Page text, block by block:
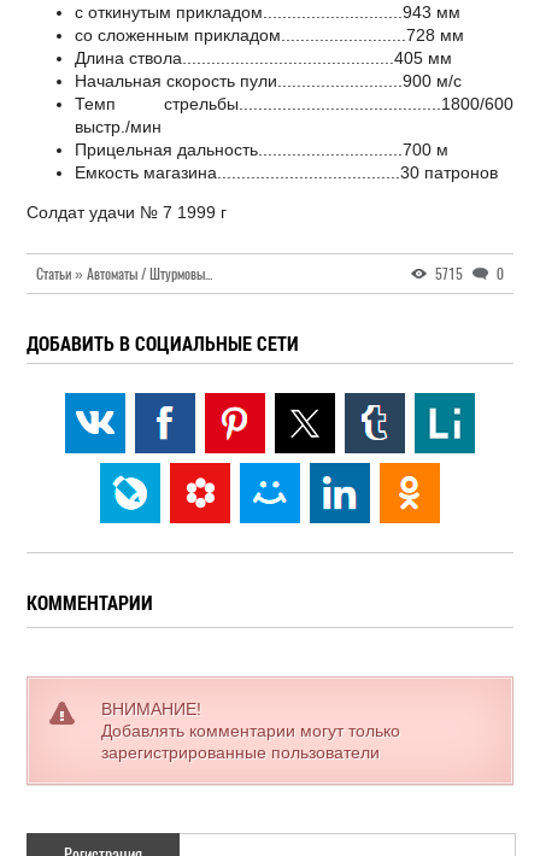
с откинутым прикладом.............................943 мм
со сложенным прикладом..........................728 мм
Длина ствола............................................405 мм
Начальная скорость пули..........................900 м/с
Темп стрельбы..........................................1800/600
выстр./мин
Прицельная дальность..............................700 м
Емкость магазина......................................30 патронов
Солдат удачи № 7 1999 г
5715 0
ДОБАВИТЬ В СОЦИАЛЬНЫЕ СЕТИ
КОММЕНТАРИИ
ВНИМАНИЕ!
Добавлять комментарии могут только
зарегистрированные пользователи